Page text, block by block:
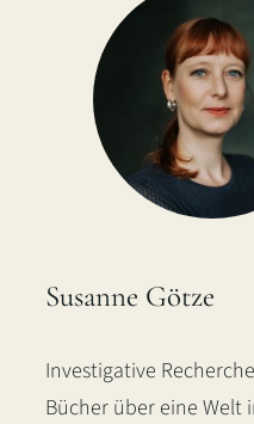
Susanne Götze
Investigative
Bücher über eine Welt